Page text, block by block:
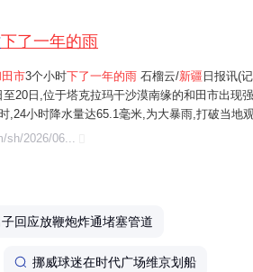
下了一年的雨
市3个小时下了一年的雨 石榴云/新疆 日报讯(
至20日,位于塔克拉玛干沙漠南缘的和田市出现
,24小时降水量达65.1毫米,为大暴雨,打破当地
来自中央气象台的实况数据显示,20日12-13时,和
sh/2026/06...
子回应放鞭炮炸通堵塞管道
挪威球迷在时代广场维京划船